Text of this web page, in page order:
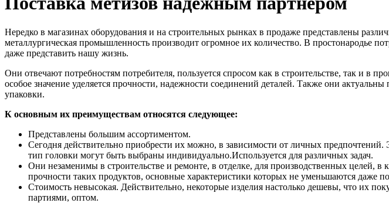
Нередко в магазинах оборудования и на строительных рынках в продаже представлены
металлургическая промышленность производит огромное их количество. В простонародье
даже представить нашу жизнь.
Они отвечают потребностям потребителя, пользуется спросом как в строительстве, так и в
особое значение уделяется прочности, надежности соединений деталей. Также они
упаковки.
К основным их преимуществам относятся следующее:
Представлены большим ассортиментом.
Сегодня действительно приобрести их можно, в зависимости от личных
тип головки могут быть выбраны индивидуально.Используется для различных задач.
Они незаменимы в строительстве и ремонте, в отделке, для производственных целей, в
прочности таких продуктов, основные характеристики которых не уменьшаются даже
Стоимость невысокая. Действительно, некоторые изделия настолько дешевы, что их
партиями, оптом.